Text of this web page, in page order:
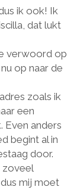
ik ook! Ik
dat lukt
verwoord op
op naar de
zoals ik
een
Even anders
begint al in
door.
zoveel
mij moet